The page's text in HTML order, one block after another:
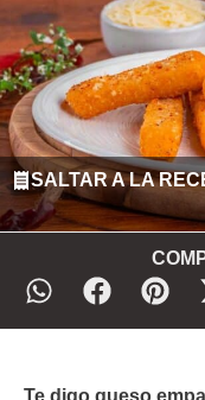
SALTAR A LA